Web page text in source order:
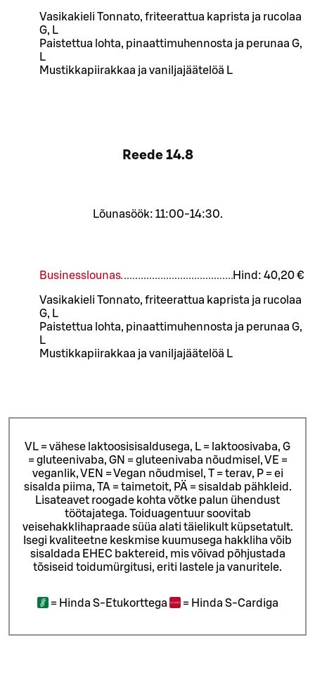
Vasikakieli Tonnato, friteerattua kaprista ja rucolaa
G, L
Paistettua lohta, pinaattimuhennosta ja perunaa G,
L
Mustikkapiirakkaa ja vaniljajäätelöä L
Reede 14.8
Lõunasöök: 11:00-14:30.
Businesslounas Hind: 40,20 €
Vasikakieli Tonnato, friteerattua kaprista ja rucolaa
G, L
Paistettua lohta, pinaattimuhennosta ja perunaa G,
L
Mustikkapiirakkaa ja vaniljajäätelöä L
VL = vähese laktoosisisaldusega, L = laktoosivaba, G
= gluteenivaba, GN = gluteenivaba nõudmisel, VE =
veganlik, VEN = Vegan nõudmisel, T = terav, P = ei
sisalda piima, TA = taimetoit, PÄ = sisaldab pähkleid.
Lisateavet roogade kohta võtke palun ühendust
töötajatega. Toiduagentuur soovitab
veisehakklihapraade süüa alati täielikult küpsetatult.
Isegi kvaliteetne keskmise kuumusega hakkliha võib
sisaldada EHEC baktereid, mis võivad põhjustada
tõsiseid toidumürgitusi, eriti lastele ja vanuritele.
= Hinda S-Etukorttega = Hinda S-Cardiga